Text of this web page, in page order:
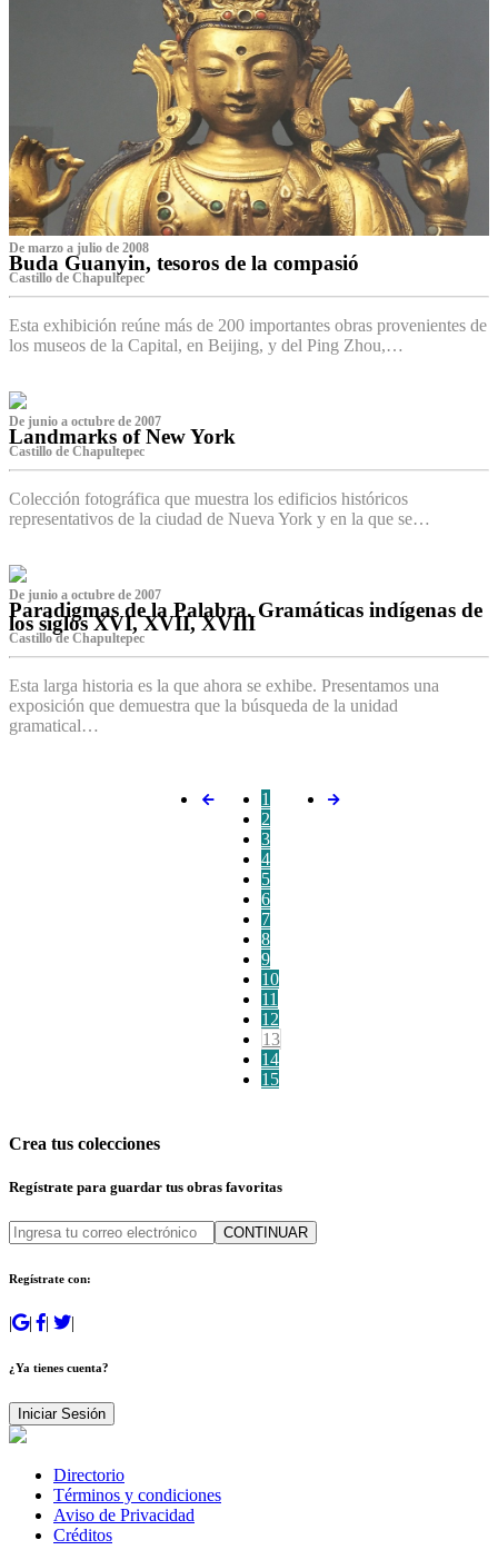
De marzo a julio de 2008
Buda Guanyin, tesoros de la compasió
Castillo de Chapultepec
Esta exhibición reúne más de 200 importantes obras provenientes de
los museos de la Capital, en Beijing, y del Ping Zhou,…
De junio a octubre de 2007
Landmarks of New York
Castillo de Chapultepec
Colección fotográfica que muestra los edificios históricos
representativos de la ciudad de Nueva York y en la que se…
De junio a octubre de 2007
Paradigmas de la Palabra. Gramáticas indígenas de
los siglos XVI, XVII, XVIII
Castillo de Chapultepec
Esta larga historia es la que ahora se exhibe. Presentamos una
exposición que demuestra que la búsqueda de la unidad
gramatical…
1
2
3
4
5
6
7
8
9
10
11
12
13
14
15
Crea tus colecciones
Regístrate para guardar tus obras favoritas
CONTINUAR
Regístrate con:
| | | |
¿Ya tienes cuenta?
Iniciar Sesión
Directorio
Términos y condiciones
Aviso de Privacidad
Créditos